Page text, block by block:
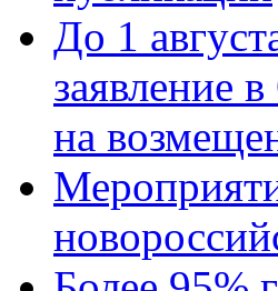
До 1
заявление
на